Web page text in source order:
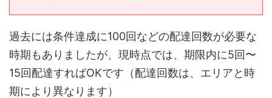
過去には条件達成に100回などの配達回数が必要な
時期もありましたが、現時点では、期限内に5回〜
15回配達すればOKです（配達回数は、エリアと時
期により異なります）